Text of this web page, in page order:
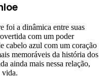
foi a dinâmica entre suas
com um poder
cabelo azul com um coração
memoráveis da história dos
ainda mais nessa relação,
vida.